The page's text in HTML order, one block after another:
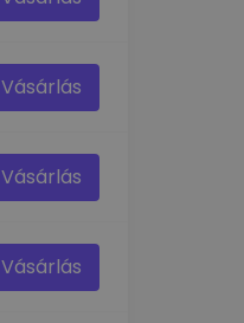
Vásárlás
Vásárlás
Vásárlás